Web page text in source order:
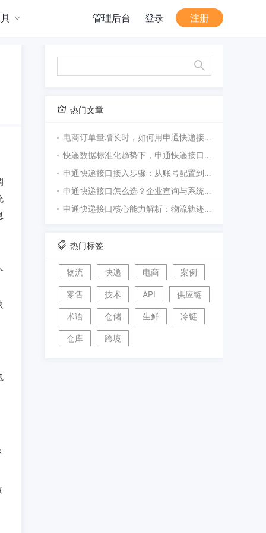
管理后台 登录 注册
热门文章
电商订单量增长时，如何用申通快递接口批量处理物流查询？
快递数据标准化趋势下，申通快递接口为什么需要统一接入？
申通快递接口接入步骤：从账号配置到接口联调
申通快递接口怎么选？企业查询与系统接入指南
申通快递接口核心能力解析：物流轨迹、签收状态与异常识别
热门标签
物流 快递 电商 案例
零售 技术 API 供应链
术语 仓储 生鲜 冷链
仓库 跨境